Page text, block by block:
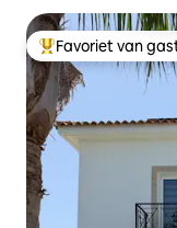
Topfavoriet van
Favoriet van